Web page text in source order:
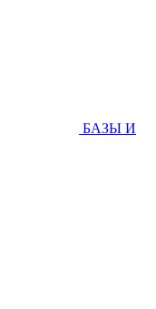
БАЗЫ И